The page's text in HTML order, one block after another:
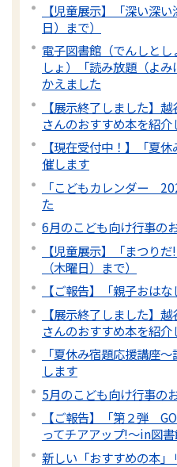
【児童展示】「深い深
日）まで）
電子図書館（でんしと
しょ）「読み放題（よ
かえました
【展示終了しました】
さんのおすすめ本を紹介
【現在受付中！】「夏
催します
「こどもカレンダー
た
6月のこども向け行事の
【児童展示】「まつり
（木曜日）まで）
【ご報告】「親子おは
【展示終了しました】
さんのおすすめ本を紹介
「夏休み宿題応援講座
します
5月のこども向け行事の
【ご報告】「第２弾
ってチアアップ!～in図
新しい「おすすめの本